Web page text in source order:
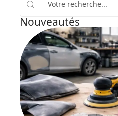
Nouveautés